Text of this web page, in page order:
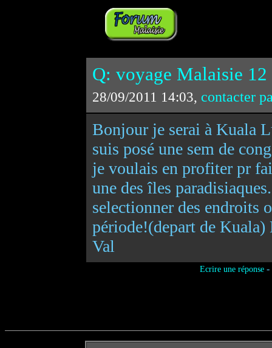
Q: voyage Malaisie
28/09/2011 14:03, contacter
Bonjour je serai à Kuala
suis posé une sem de
je voulais en profiter pr
une des îles
selectionner des endroits
période!(depart de
Val
Ecrire une réponse-